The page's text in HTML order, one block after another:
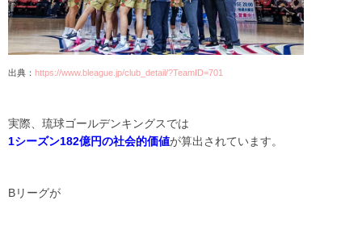
出典： https://www.bleague.jp/club_detail/?TeamID=701
実際、琉球ゴールデンキングスでは
1シーズン182億円の社会的価値が算出されています。
Bリーグが